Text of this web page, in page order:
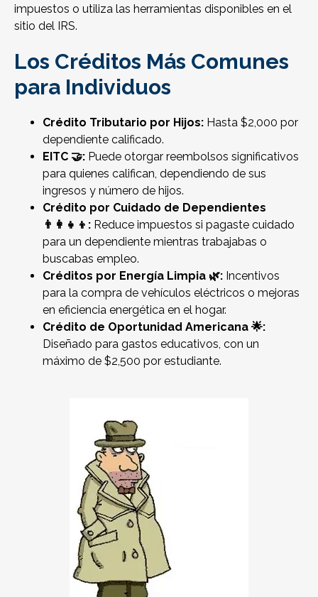
impuestos o utiliza las herramientas disponibles en el
sitio del IRS.
Los Créditos Más Comunes
para Individuos
Crédito Tributario por Hijos: Hasta $2,000 por
dependiente calificado.
EITC 🤝: Puede otorgar reembolsos significativos
para quienes califican, dependiendo de sus
ingresos y número de hijos.
Crédito por Cuidado de Dependientes
👨‍👩‍👧‍👦: Reduce impuestos si pagaste cuidado
para un dependiente mientras trabajabas o
buscabas empleo.
Créditos por Energía Limpia 🌿: Incentivos
para la compra de vehículos eléctricos o mejoras
en eficiencia energética en el hogar.
Crédito de Oportunidad Americana 🌟:
Diseñado para gastos educativos, con un
máximo de $2,500 por estudiante.